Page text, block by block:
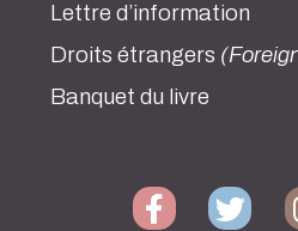
Lettre d’information
Droits étrangers
Banquet du livre